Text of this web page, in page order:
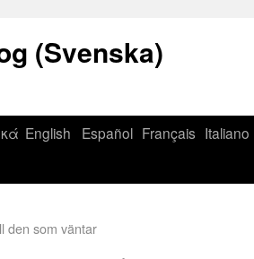
(Svenska)
English Español Français Italiano
den som väntar